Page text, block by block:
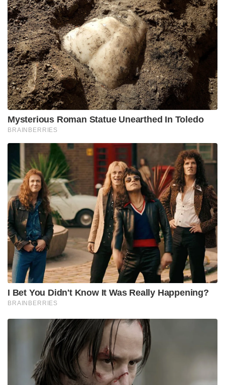
Mysterious Roman Statue Unearthed In Toledo
BRAINBERRIES
I Bet You Didn't Know It Was Really Happening?
BRAINBERRIES